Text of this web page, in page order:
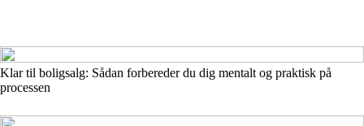
Klar til boligsalg: Sådan forbereder du dig mentalt og praktisk på
processen